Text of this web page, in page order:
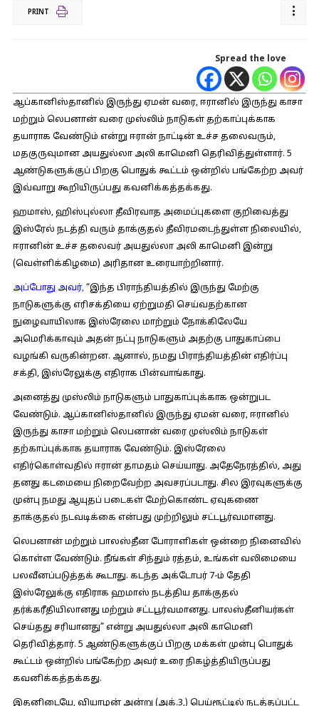
PRINT
Spread the love
ஆப்கானிஸ்தானில் இருந்து ஏமன் வரை, ஈரானில் இருந்து காசா
மற்றும் லெபனான் வரை முஸ்லிம் நாடுகள் தற்காப்புக்காக
தயாராக வேண்டும் என்று ஈரான் நாட்டின் உச்ச தலைவரும்,
மதகுருவுமான அயதுல்லா அலி காமெனி தெரிவித்துள்ளார். 5
ஆண்டுகளுக்குப் பிறகு பொதுக் கூட்டம் ஒன்றில் பங்கேற்ற அவர்
இவ்வாறு கூறியிருப்பது கவனிக்கத்தக்கது.
ஹமாஸ், ஹிஸ்புல்லா தீவிரவாத அமைப்புகளை குறிவைத்து
இஸ்ரேல் நடத்தி வரும் தாக்குதல் தீவிரமடைந்துள்ள நிலையில்,
ஈரானின் உச்ச தலைவர் அயதுல்லா அலி காமெனி இன்று
(வெள்ளிக்கிழமை) அரிதான உரையாற்றினார்.
அப்போது அவர், “இந்த பிராந்தியத்தில் இருந்து மேற்கு
நாடுகளுக்கு எரிசக்தியை ஏற்றுமதி செய்வதற்கான
நுழைவாயிலாக இஸ்ரேலை மாற்றும் நோக்கிலேயே
அமெரிக்காவும் அதன் நட்பு நாடுகளும் அதற்கு பாதுகாப்பை
வழங்கி வருகின்றன. ஆனால், நமது பிராந்தியத்தின் எதிர்ப்பு
சக்தி, இஸ்ரேலுக்கு எதிராக பின்வாங்காது.
அனைத்து முஸ்லிம் நாடுகளும் பாதுகாப்புக்காக ஒன்றுபட
வேண்டும். ஆப்கானிஸ்தானில் இருந்து ஏமன் வரை, ஈரானில்
இருந்து காசா மற்றும் லெபனான் வரை முஸ்லிம் நாடுகள்
தற்காப்புக்காக தயாராக வேண்டும். இஸ்ரேலை
எதிர்கொள்வதில் ஈரான் தாமதம் செய்யாது. அதேநேரத்தில், அது
தனது கடமையை நிறைவேற்ற அவசரப்படாது. சில இரவுகளுக்கு
முன்பு நமது ஆயுதப் படைகள் மேற்கொண்ட ஏவுகணை
தாக்குதல் நடவடிக்கை என்பது முற்றிலும் சட்டபூர்வமானது.
லெபனான் மற்றும் பாலஸ்தீன போராளிகள் ஒன்றை நினைவில்
கொள்ள வேண்டும். நீங்கள் சிந்தும் ரத்தம், உங்கள் வலிமையை
பலவீனப்படுத்தக் கூடாது. கடந்த அக்டோபர் 7-ம் தேதி
இஸ்ரேலுக்கு எதிராக ஹமாஸ் நடத்திய தாக்குதல்
தர்க்கரீதியிலானது மற்றும் சட்டபூர்வமானது. பாலஸ்தீனியர்கள்
செய்தது சரியானது” என்று அயதுல்லா அலி காமெனி
தெரிவித்தார். 5 ஆண்டுகளுக்குப் பிறகு மக்கள் முன்பு பொதுக்
கூட்டம் ஒன்றில் பங்கேற்ற அவர் உரை நிகழ்த்தியிருப்பது
கவனிக்கத்தக்கது.
இதனிடையே, வியாழன் அன்று (அக்.3,) பெய்ரூட்டில் நடத்தப்பட்ட